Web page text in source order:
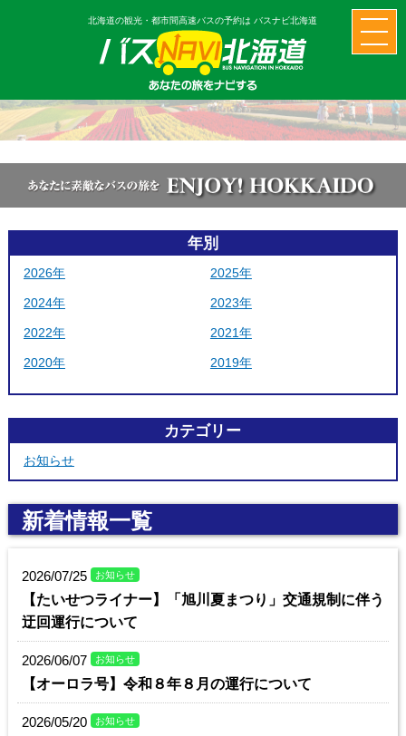
北海道の観光・都市間高速バスの予約は バスナビ北海道
新着情報一覧
2026/07/25 お知らせ
【たいせつライナー】「旭川夏まつり」交通規制に伴う
迂回運行について
2026/06/07 お知らせ
【オーロラ号】令和８年８月の運行について
2026/05/20 お知らせ
年別
2026年 2025年
2024年 2023年
2022年 2021年
2020年 2019年
カテゴリー
お知らせ